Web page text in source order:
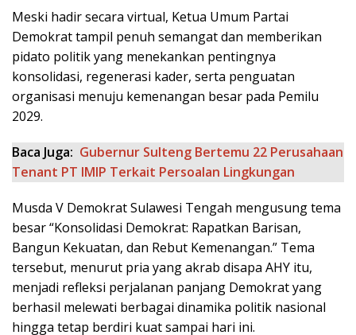
Meski hadir secara virtual, Ketua Umum Partai
Demokrat tampil penuh semangat dan memberikan
pidato politik yang menekankan pentingnya
konsolidasi, regenerasi kader, serta penguatan
organisasi menuju kemenangan besar pada Pemilu
2029.
Baca Juga: Gubernur Sulteng Bertemu 22 Perusahaan
Tenant PT IMIP Terkait Persoalan Lingkungan
Musda V Demokrat Sulawesi Tengah mengusung tema
besar “Konsolidasi Demokrat: Rapatkan Barisan,
Bangun Kekuatan, dan Rebut Kemenangan.” Tema
tersebut, menurut pria yang akrab disapa AHY itu,
menjadi refleksi perjalanan panjang Demokrat yang
berhasil melewati berbagai dinamika politik nasional
hingga tetap berdiri kuat sampai hari ini.